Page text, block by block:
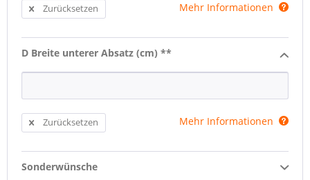
Zurücksetzen Mehr Informationen
D Breite unterer Absatz (cm) **
Zurücksetzen Mehr Informationen
Sonderwünsche